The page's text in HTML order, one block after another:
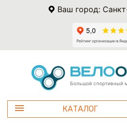
Ваш город:
Большой спортивный
КАТАЛОГ